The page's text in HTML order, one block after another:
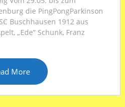
die PingPongParkinson
Buschhausen 1912 aus
„Ede“ Schunk, Franz
More